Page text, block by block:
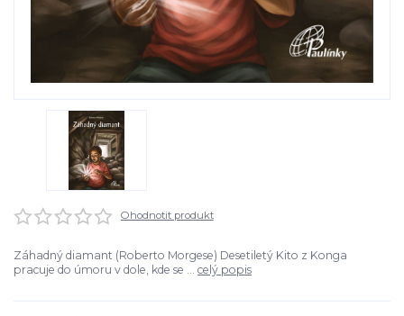
Ohodnotit produkt
Záhadný diamant (Roberto Morgese) Desetiletý Kito z Konga
pracuje do úmoru v dole, kde se ... celý popis